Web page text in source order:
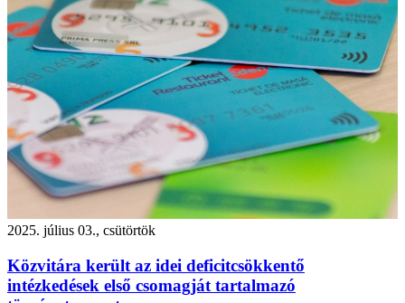
2025. július 03., csütörtök
Közvitára került az idei deficitcsökkentő
intézkedések első csomagját tartalmazó